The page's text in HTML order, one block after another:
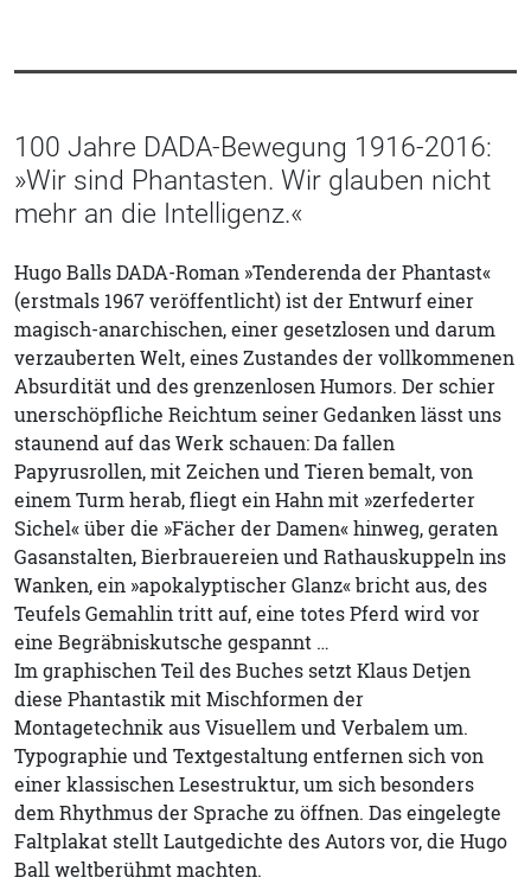
100 Jahre DADA-Bewegung 1916-2016:
»Wir sind Phantasten. Wir glauben nicht
mehr an die Intelligenz.«
Hugo Balls DADA-Roman »Tenderenda der Phantast«
(erstmals 1967 veröffentlicht) ist der Entwurf einer
magisch-anarchischen, einer gesetzlosen und darum
verzauberten Welt, eines Zustandes der vollkommenen
Absurdität und des grenzenlosen Humors. Der schier
unerschöpfliche Reichtum seiner Gedanken lässt uns
staunend auf das Werk schauen: Da fallen
Papyrusrollen, mit Zeichen und Tieren bemalt, von
einem Turm herab, ﬂiegt ein Hahn mit »zerfederter
Sichel« über die »Fächer der Damen« hinweg, geraten
Gasanstalten, Bierbrauereien und Rathauskuppeln ins
Wanken, ein »apokalyptischer Glanz« bricht aus, des
Teufels Gemahlin tritt auf, eine totes Pferd wird vor
eine Begräbniskutsche gespannt …
Im graphischen Teil des Buches setzt Klaus Detjen
diese Phantastik mit Mischformen der
Montagetechnik aus Visuellem und Verbalem um.
Typographie und Textgestaltung entfernen sich von
einer klassischen Lesestruktur, um sich besonders
dem Rhythmus der Sprache zu öffnen. Das eingelegte
Faltplakat stellt Lautgedichte des Autors vor, die Hugo
Ball weltberühmt machten.